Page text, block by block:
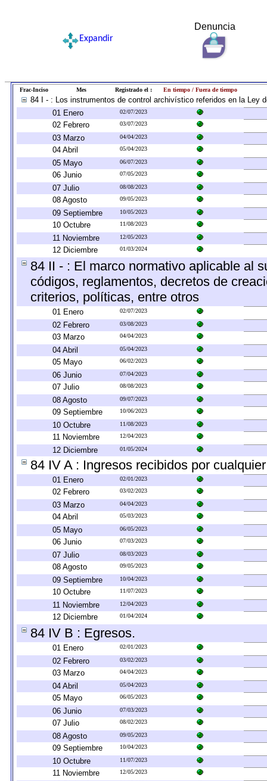
Denuncia
Expandir
Frac-Inciso Mes Registrado el : En tiempo / Fuera de tiempo
84 I - : Los instrumentos de control archivístico referidos en la Ley
01 Enero
02/07/2023
02 Febrero 03/07/2023
03 Marzo 04/04/2023
04 Abril 05/04/2023
05 Mayo 06/07/2023
06 Junio 07/05/2023
07 Julio 08/08/2023
08 Agosto 09/05/2023
09 Septiembre 10/05/2023
10 Octubre 11/08/2023
11 Noviembre 12/05/2023
12 Diciembre 01/03/2024
84 II - : El marco normativo aplicable al
códigos, reglamentos, decretos de
criterios, políticas, entre otros
01 Enero 02/07/2023
02 Febrero 03/08/2023
03 Marzo 04/04/2023
04 Abril 05/04/2023
05 Mayo 06/02/2023
06 Junio 07/04/2023
07 Julio 08/08/2023
08 Agosto 09/07/2023
09 Septiembre 10/06/2023
10 Octubre 11/08/2023
11 Noviembre 12/04/2023
12 Diciembre 01/05/2024
84 IV A : Ingresos recibidos por
01 Enero 02/01/2023
02 Febrero 03/02/2023
03 Marzo 04/04/2023
04 Abril 05/03/2023
05 Mayo 06/05/2023
06 Junio 07/03/2023
07 Julio 08/03/2023
08 Agosto 09/05/2023
09 Septiembre 10/04/2023
10 Octubre 11/07/2023
11 Noviembre 12/04/2023
12 Diciembre 01/04/2024
84 IV B : Egresos.
01 Enero 02/01/2023
02 Febrero 03/02/2023
03 Marzo 04/04/2023
04 Abril 05/04/2023
05 Mayo 06/05/2023
06 Junio 07/03/2023
07 Julio 08/02/2023
08 Agosto 09/05/2023
09 Septiembre 10/04/2023
10 Octubre 11/07/2023
11 Noviembre 12/05/2023